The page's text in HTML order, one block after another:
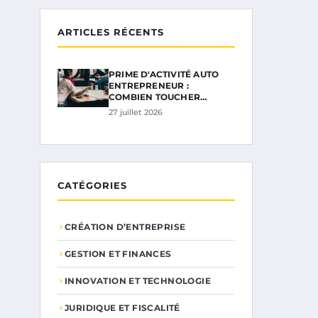
ARTICLES RÉCENTS
PRIME D'ACTIVITÉ AUTO
ENTREPRENEUR :
COMBIEN TOUCHER…
27 juillet 2026
CATÉGORIES
CRÉATION D’ENTREPRISE
GESTION ET FINANCES
INNOVATION ET TECHNOLOGIE
JURIDIQUE ET FISCALITÉ